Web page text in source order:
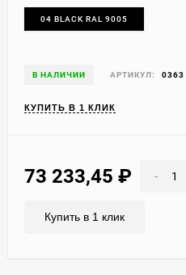
04 BLACK RAL 9005
В НАЛИЧИИ АРТИКУЛ: 0363
КУПИТЬ В 1 КЛИК
73 233,45 ₽ -
Купить в 1 клик